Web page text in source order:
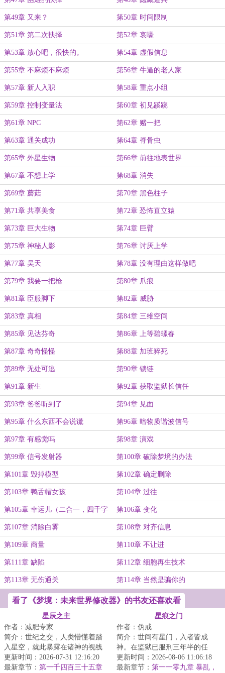
第49章 又来？ 第50章 时间限制
第51章 第二次抉择 第52章 哀嚎
第53章 放心吧，很快的。 第54章 虚假信息
第55章 不麻烦不麻烦 第56章 牛逼的老人家
第57章 新人入职 第58章 重点小组
第59章 控制变量法 第60章 初见蹊跷
第61章 NPC 第62章 赌一把
第63章 通关成功 第64章 脊骨虫
第65章 外星生物 第66章 前往地表世界
第67章 不想上学 第68章 消失
第69章 蘑菇 第70章 黑色柱子
第71章 共享美食 第72章 恐怖直立猿
第73章 巨大生物 第74章 巨臂
第75章 神秘人影 第76章 讨厌上学
第77章 吴天 第78章 没有理由这样做吧
第79章 我要一把枪 第80章 爪痕
第81章 臣服脚下 第82章 威胁
第83章 真相 第84章 三维空间
第85章 见达芬奇 第86章 上等碧螺春
第87章 奇奇怪怪 第88章 加班猝死
第89章 无处可逃 第90章 锁链
第91章 新生 第92章 获取监狱长信任
第93章 爸爸听到了 第94章 见面
第95章 什么东西不会说谎 第96章 暗物质谐波信号
第97章 有感觉吗 第98章 演戏
第99章 信号发射器 第100章 破除梦境的办法
第101章 毁掉模型 第102章 确定删除
第103章 鸭舌帽女孩 第104章 过往
第105章 幸运儿（二合一，四千字
大
第106章 变化
第107章 消除白雾 第108章 对齐信息
第109章 商量 第110章 不让进
第111章 缺陷 第112章 细胞再生技术
第113章 无伤通关 第114章 当然是骗你的
看了《梦境：未来世界修改器》的书友还喜欢看
星辰之主
作者：减肥专家
简介：世纪之交，人类懵懂着踏
入星空，就此暴露在诸神的视线
之下。少年罗南背负着祖父的罪
孽，走出实验室...
更新时间：2026-07-31 12:16:20
最新章节： 第一千四百三十五章
星痕之门
作者：伪戒
简介：世间有星门，入者皆成
神。在监狱已服刑三年半的任
也，突然被一位神秘人接见。对
方说：“如果你愿意...
更新时间：2026-08-06 11:06:18
最新章节： 第一一零九章 暴乱，